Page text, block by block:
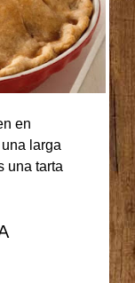
en
larga
una tarta